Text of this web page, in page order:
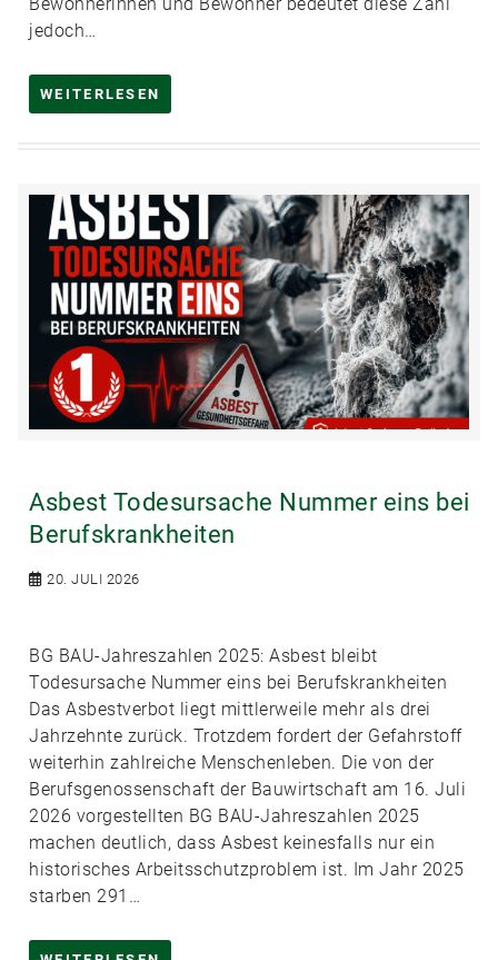
jedoch…
WEITERLESEN
Asbest Todesursache Nummer eins bei
Berufskrankheiten
20. JULI 2026
BG BAU-Jahreszahlen 2025: Asbest bleibt
Todesursache Nummer eins bei Berufskrankheiten
Das Asbestverbot liegt mittlerweile mehr als drei
Jahrzehnte zurück. Trotzdem fordert der Gefahrstoff
weiterhin zahlreiche Menschenleben. Die von der
Berufsgenossenschaft der Bauwirtschaft am 16. Juli
2026 vorgestellten BG BAU-Jahreszahlen 2025
machen deutlich, dass Asbest keinesfalls nur ein
historisches Arbeitsschutzproblem ist. Im Jahr 2025
starben 291…